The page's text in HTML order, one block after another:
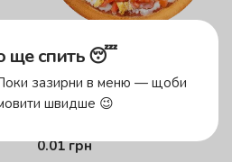
г 0₴
БЕЗКОШТОВНА Техас
Cоуc томатний, сир моцарела,
куряче філе, шинка, помідори,
0.01грн
ще спить 😴
зазирни в меню — щоби
швидше 😉